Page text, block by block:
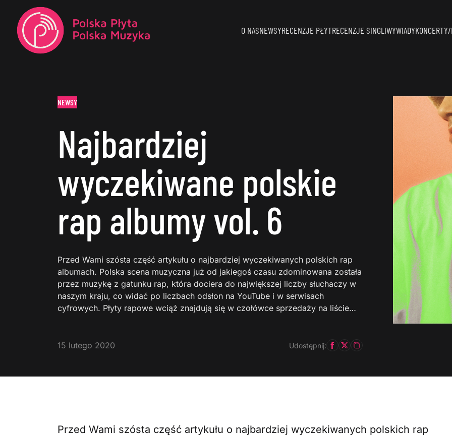
O NASNEWSYRECENZJE PŁYTRECENZJE SINGLIWYWIADY
NEWSY
Najbardziej
wyczekiwane polskie
rap albumy vol. 6
Przed Wami szósta część artykułu o najbardziej wyczekiwanych polskich rap
albumach. Polska scena muzyczna już od jakiegoś czasu zdominowana została
przez muzykę z gatunku rap, która dociera do największej liczby słuchaczy w
naszym kraju, co widać po liczbach odsłon na YouTube i w serwisach
cyfrowych. Płyty rapowe wciąż znajdują się w czołówce sprzedaży na liście…
15 lutego 2020 Udostępnij:
Przed Wami szósta część artykułu o najbardziej wyczekiwanych polskich rap